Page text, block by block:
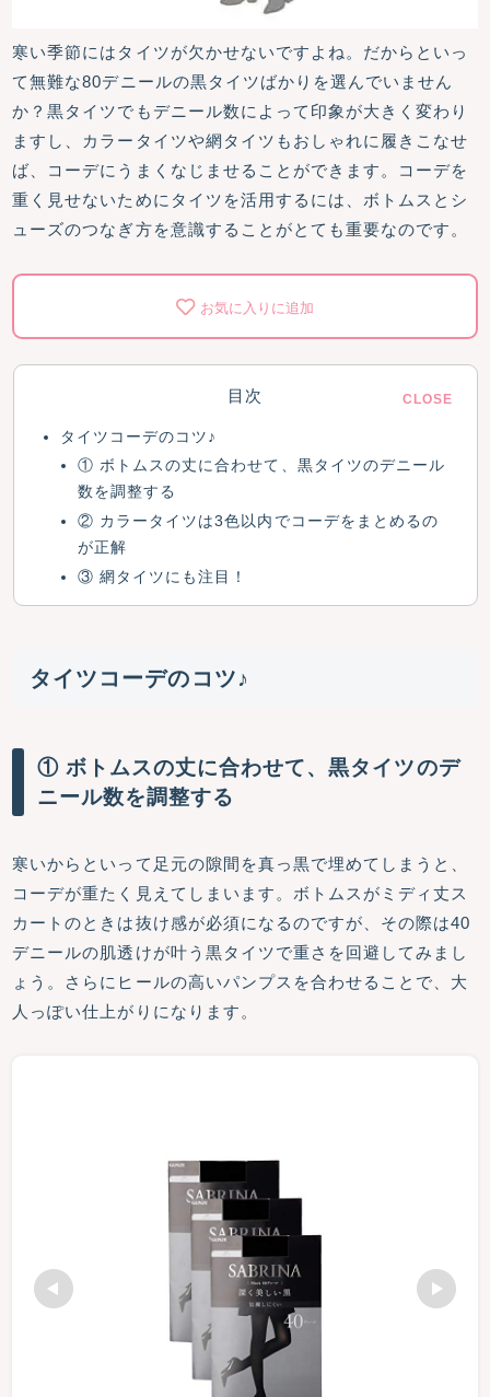
寒い季節にはタイツが欠かせないですよね。だからといっ
て無難な80デニールの黒タイツばかりを選んでいません
か？黒タイツでもデニール数によって印象が大きく変わり
ますし、カラータイツや網タイツもおしゃれに履きこなせ
ば、コーデにうまくなじませることができます。コーデを
重く見せないためにタイツを活用するには、ボトムスとシ
ューズのつなぎ方を意識することがとても重要なのです。
お気に入りに追加
目次
タイツコーデのコツ♪
① ボトムスの丈に合わせて、黒タイツのデニール
数を調整する
② カラータイツは3色以内でコーデをまとめるの
が正解
③ 網タイツにも注目！
タイツコーデのコツ♪
① ボトムスの丈に合わせて、黒タイツのデ
ニール数を調整する
寒いからといって足元の隙間を真っ黒で埋めてしまうと、
コーデが重たく見えてしまいます。ボトムスがミディ丈ス
カートのときは抜け感が必須になるのですが、その際は40
デニールの肌透けが叶う黒タイツで重さを回避してみまし
ょう。さらにヒールの高いパンプスを合わせることで、大
人っぽい仕上がりになります。